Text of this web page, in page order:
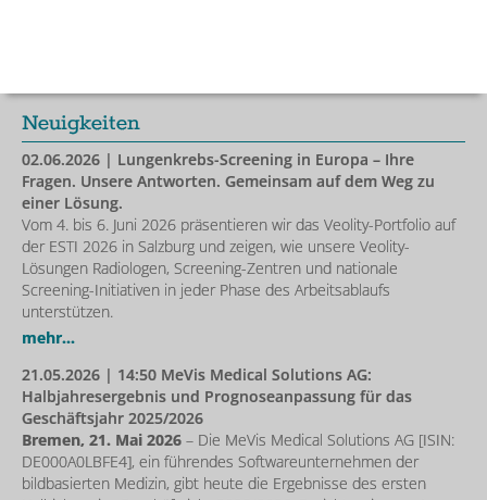
Neuigkeiten
02.06.2026 | Lungenkrebs-Screening in Europa – Ihre
Fragen. Unsere Antworten. Gemeinsam auf dem Weg zu
einer Lösung.
Vom 4. bis 6. Juni 2026 präsentieren wir das Veolity-Portfolio auf
der ESTI 2026 in Salzburg und zeigen, wie unsere Veolity-
Lösungen Radiologen, Screening-Zentren und nationale
Screening-Initiativen in jeder Phase des Arbeitsablaufs
unterstützen.
mehr...
21.05.2026 | 14:50 MeVis Medical Solutions AG:
Halbjahresergebnis und Prognoseanpassung für das
Geschäftsjahr 2025/2026
Bremen, 21. Mai 2026 – Die MeVis Medical Solutions AG [ISIN:
DE000A0LBFE4], ein führendes Softwareunternehmen der
bildbasierten Medizin, gibt heute die Ergebnisse des ersten